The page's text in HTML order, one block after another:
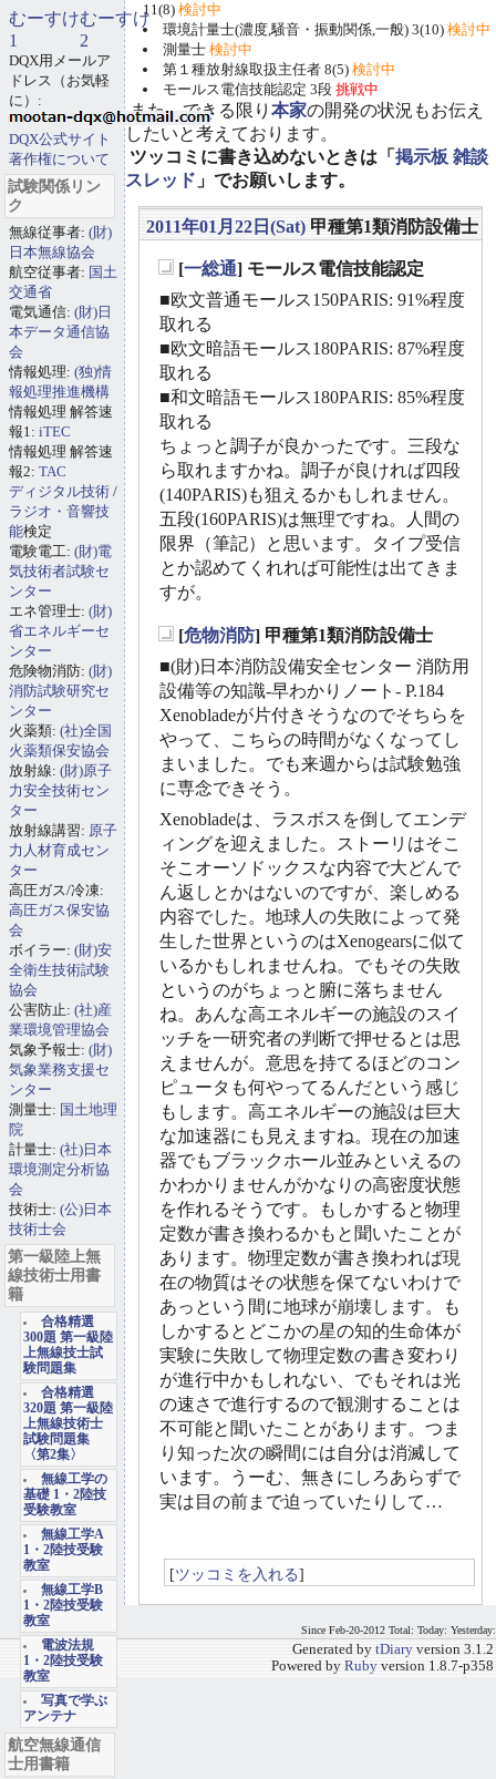
11(8) 検討中
環境計量士(濃度,騒音・振動関係,一般) 3(10) 検討中
測量士 検討中
第１種放射線取扱主任者 8(5) 検討中
モールス電信技能認定 3段 挑戦中
また、できる限り 本家の開発の状況もお伝え
したいと考えております。
ツッコミに書き込めないときは「 掲示板 雑談
スレッド 」でお願いします。
2011年01月22日(Sat) 甲種第1類消防設備士
[一総通] モールス電信技能認定
■欧文普通モールス150PARIS: 91%程度
取れる
■欧文暗語モールス180PARIS: 87%程度
取れる
■和文暗語モールス180PARIS: 85%程度
取れる
ちょっと調子が良かったです。三段な
ら取れますかね。調子が良ければ四段
(140PARIS)も狙えるかもしれません。
五段(160PARIS)は無理ですね。人間の
限界（筆記）と思います。タイプ受信
とか認めてくれれば可能性は出てきま
すが。
[危物消防] 甲種第1類消防設備士
■(財)日本消防設備安全センター 消防用
設備等の知識-早わかりノート- P.184
Xenobladeが片付きそうなのでそちらを
やって、こちらの時間がなくなってし
まいました。でも来週からは試験勉強
に専念できそう。
Xenobladeは、ラスボスを倒してエンデ
ィングを迎えました。ストーリはそこ
そこオーソドックスな内容で大どんで
ん返しとかはないのですが、楽しめる
内容でした。地球人の失敗によって発
生した世界というのはXenogearsに似て
いるかもしれませんね。でもその失敗
というのがちょっと腑に落ちません
ね。あんな高エネルギーの施設のスイ
ッチを一研究者の判断で押せるとは思
えませんが。意思を持てるほどのコン
ピュータも何やってるんだという感じ
もします。高エネルギーの施設は巨大
な加速器にも見えますね。現在の加速
器でもブラックホール並みといえるの
かわかりませんがかなりの高密度状態
を作れるそうです。もしかすると物理
定数が書き換わるかもと聞いたことが
あります。物理定数が書き換われば現
在の物質はその状態を保てないわけで
あっという間に地球が崩壊します。も
しかするとどこかの星の知的生命体が
実験に失敗して物理定数の書き変わり
が進行中かもしれない、でもそれは光
の速さで進行するので観測することは
不可能と聞いたことがあります。つま
り知った次の瞬間には自分は消滅して
います。うーむ、無きにしろあらずで
実は目の前まで迫っていたりして…
[ツッコミを入れる]
むーすけ
1
むーすけ
2
DQX用メールア
ドレス（お気軽
に）:
DQX公式サイト
著作権について
試験関係リン
ク
無線従事者: (財)
日本無線協会
航空従事者: 国土
交通省
電気通信: (財)日
本データ通信協
会
情報処理: (独)情
報処理推進機構
情報処理 解答速
報1: iTEC
情報処理 解答速
報2: TAC
ディジタル技術 /
ラジオ・音響技
能検定
電験電工: (財)電
気技術者試験セ
ンター
エネ管理士: (財)
省エネルギーセ
ンター
危険物消防: (財)
消防試験研究セ
ンター
火薬類: (社)全国
火薬類保安協会
放射線: (財)原子
力安全技術セン
ター
放射線講習: 原子
力人材育成セン
ター
高圧ガス/冷凍:
高圧ガス保安協
会
ボイラー: (財)安
全衛生技術試験
協会
公害防止: (社)産
業環境管理協会
気象予報士: (財)
気象業務支援セ
ンター
測量士: 国土地理
院
計量士: (社)日本
環境測定分析協
会
技術士: (公)日本
技術士会
第一級陸上無
線技術士用書
籍
合格精選
300題 第一級陸
上無線技士試
験問題集
合格精選
320題 第一級陸
上無線技術士
試験問題集
〈第2集〉
無線工学の
基礎 1・2陸技
受験教室
無線工学A
1・2陸技受験
教室
無線工学B
1・2陸技受験
教室
電波法規
1・2陸技受験
教室
写真で学ぶ
アンテナ
航空無線通信
士用書籍
Since Feb-20-2012 Total: Today: Yesterday:
Generated by tDiary version 3.1.2
Powered by Ruby version 1.8.7-p358